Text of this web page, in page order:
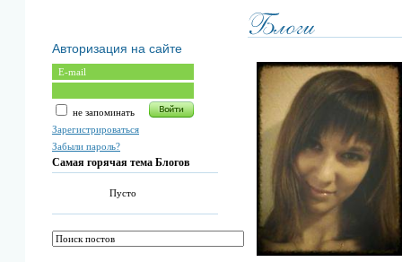
Авторизация на сайте
не запоминать
Зарегистрироваться
Забыли пароль?
Самая горячая тема Блогов
Пусто